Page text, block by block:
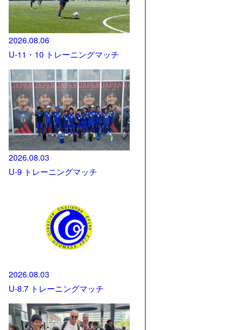
2026.08.06
U-11・10 トレーニングマッチ
2026.08.03
U-9 トレーニングマッチ
2026.08.03
U-8.7 トレーニングマッチ